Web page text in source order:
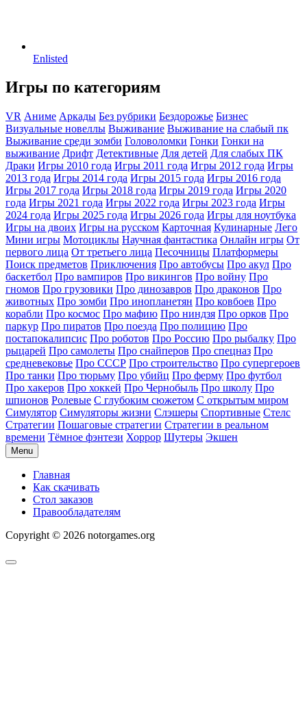
Enlisted
Игры по категориям
VR Аниме Аркады Без рубрики Бездорожье Бизнес
Визуальные новеллы Выживание Выживание на слабый пк
Выживание среди зомби Головоломки Гонки Гонки на
выживание Дрифт Детективные Для детей Для слабых ПК
Драки Игры 2010 года Игры 2011 года Игры 2012 года Игры
2013 года Игры 2014 года Игры 2015 года Игры 2016 года
Игры 2017 года Игры 2018 года Игры 2019 года Игры 2020
года Игры 2021 года Игры 2022 года Игры 2023 года Игры
2024 года Игры 2025 года Игры 2026 года Игры для ноутбука
Игры на двоих Игры на русском Карточная Кулинарные Лего
Мини игры Мотоциклы Научная фантастика Онлайн игры От
первого лица От третьего лица Песочницы Платформеры
Поиск предметов Приключения Про автобусы Про акул Про
баскетбол Про вампиров Про викингов Про войну Про
гномов Про грузовики Про динозавров Про драконов Про
животных Про зомби Про инопланетян Про ковбоев Про
корабли Про космос Про мафию Про ниндзя Про орков Про
паркур Про пиратов Про поезда Про полицию Про
постапокалипсис Про роботов Про Россию Про рыбалку Про
рыцарей Про самолеты Про снайперов Про спецназ Про
средневековье Про СССР Про строительство Про супергероев
Про танки Про тюрьму Про убийц Про ферму Про футбол
Про хакеров Про хоккей Про Чернобыль Про школу Про
шпионов Ролевые С глубоким сюжетом С открытым миром
Симулятор Симуляторы жизни Слэшеры Спортивные Стелс
Стратегии Пошаговые стратегии Стратегии в реальном
времени Тёмное фэнтези Хоррор Шутеры Экшен
Menu
Главная
Как скачивать
Стол заказов
Правообладателям
Copyright © 2026 notorgames.org
Scroll